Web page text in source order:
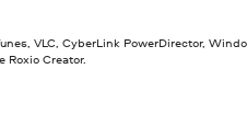
VLC, CyberLink PowerDirector,
Roxio Creator.